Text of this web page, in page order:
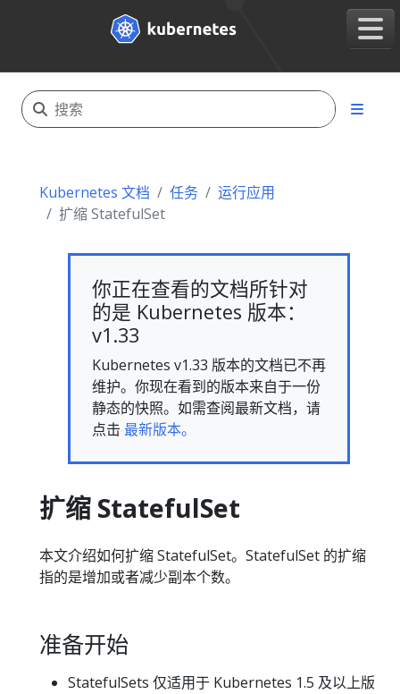
Kubernetes 文档 任务
运行应用
扩缩 StatefulSet
你正在查看的文档所针对
的是 Kubernetes 版本：
v1.33
Kubernetes v1.33 版本的文档已不再
维护。你现在看到的版本来自于一份
静态的快照。如需查阅最新文档，请
点击 最新版本。
扩缩 StatefulSet
本文介绍如何扩缩 StatefulSet。StatefulSet 的扩缩
指的是增加或者减少副本个数。
准备开始
StatefulSets 仅适用于 Kubernetes 1.5 及以上版